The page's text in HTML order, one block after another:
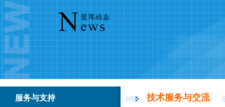
服务与支持 技术服务与交流